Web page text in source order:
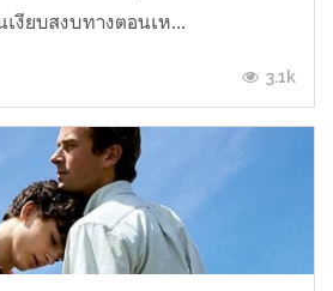
งียบสงบทางตอนเห...
3.1k